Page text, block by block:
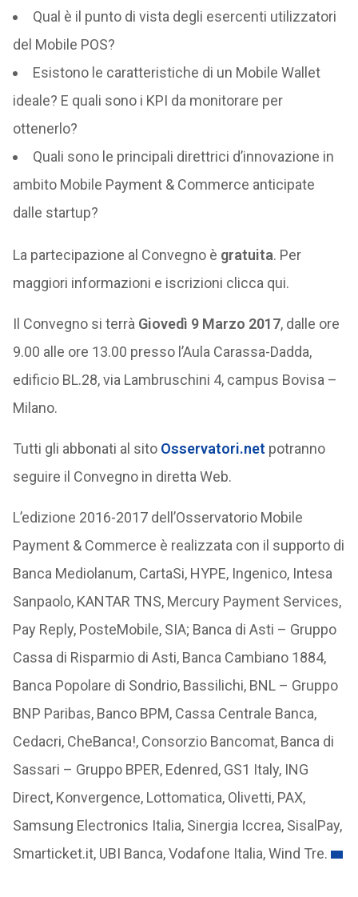
Qual è il punto di vista degli esercenti utilizzatori
del Mobile POS?
Esistono le caratteristiche di un Mobile Wallet
ideale? E quali sono i KPI da monitorare per
ottenerlo?
Quali sono le principali direttrici d’innovazione in
ambito Mobile Payment & Commerce anticipate
dalle startup?
La partecipazione al Convegno è gratuita. Per
maggiori informazioni e iscrizioni clicca qui.
Il Convegno si terrà Giovedì 9 Marzo 2017, dalle ore
9.00 alle ore 13.00 presso l’Aula Carassa-Dadda,
edificio BL.28, via Lambruschini 4, campus Bovisa –
Milano.
Tutti gli abbonati al sito Osservatori.net potranno
seguire il Convegno in diretta Web.
L’edizione 2016-2017 dell’Osservatorio Mobile
Payment & Commerce è realizzata con il supporto di
Banca Mediolanum, CartaSi, HYPE, Ingenico, Intesa
Sanpaolo, KANTAR TNS, Mercury Payment Services,
Pay Reply, PosteMobile, SIA; Banca di Asti – Gruppo
Cassa di Risparmio di Asti, Banca Cambiano 1884,
Banca Popolare di Sondrio, Bassilichi, BNL – Gruppo
BNP Paribas, Banco BPM, Cassa Centrale Banca,
Cedacri, CheBanca!, Consorzio Bancomat, Banca di
Sassari – Gruppo BPER, Edenred, GS1 Italy, ING
Direct, Konvergence, Lottomatica, Olivetti, PAX,
Samsung Electronics Italia, Sinergia Iccrea, SisalPay,
Smarticket.it, UBI Banca, Vodafone Italia, Wind Tre.